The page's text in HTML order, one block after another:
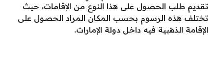
تقديم طلب الحصول على هذا النوع من الإقامات، حيث
تختلف هذه الرسوم بحسب المكان المراد الحصول على
الإقامة الذهبية فيه داخل دولة الإمارات.